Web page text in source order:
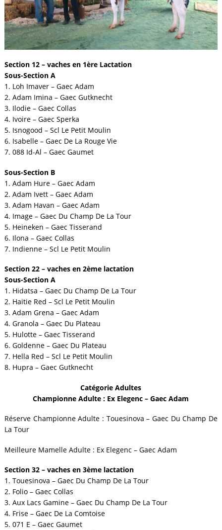
Section 12 – vaches en 1ère Lactation
Sous-Section A
1. Loh Imaver – Gaec Adam
2. Adam Imina – Gaec Gutknecht
3. Ilodie – Gaec Collas
4. Ivoire – Gaec Sperka
5. Isnogood – Scl Le Petit Moulin
6. Isabelle – Gaec De La Rouge Vie
7. 088 Id-Al – Gaec Gaumet
Sous-Section B
1. Adam Hure – Gaec Adam
2. Adam Ivett – Gaec Adam
3. Adam Havan – Gaec Adam
4. Image – Gaec Du Champ De La Tour
5. Heineken – Gaec Tisserand
6. Ilona – Gaec Collas
7. Indienne – Scl Le Petit Moulin
Section 22 – vaches en 2ème lactation
Sous-Section A
1. Hidatsa – Gaec Du Champ De La Tour
2. Haitie Red – Scl Le Petit Moulin
3. Adam Grena – Gaec Adam
4. Granola – Gaec Du Plateau
5. Hulotte – Gaec Tisserand
6. Goldenne – Gaec Du Plateau
7. Hella Red – Scl Le Petit Moulin
8. Hupra – Gaec Gutknecht
Catégorie Adultes
Championne Adulte : Ex Elegenc – Gaec Adam
Réserve Championne Adulte : Touesinova – Gaec Du Champ De
La Tour
Meilleure Mamelle Adulte : Ex Elegenc – Gaec Adam
Section 32 – vaches en 3ème lactation
1. Touesinova – Gaec Du Champ De La Tour
2. Folio – Gaec Collas
3. Aux Lacs Gamine – Gaec Du Champ De La Tour
4. Frise – Gaec De La Comtoise
5. 071 E – Gaec Gaumet